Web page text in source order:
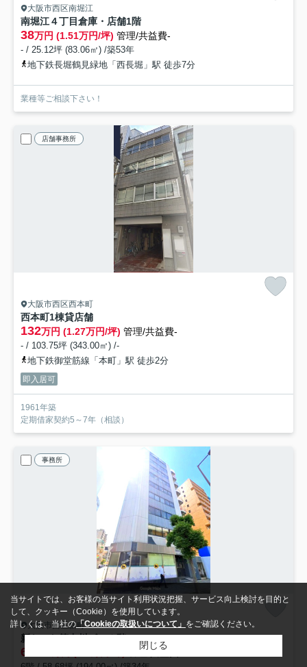
大阪市西区南堀江
南堀江４丁目倉庫・店舗1階
38万円 (1.51万円/坪) 管理/共益費-
- / 25.12坪 (83.06㎡) /築53年
地下鉄長堀鶴見緑地「西長堀」駅 徒歩7分
業種等ご相談下さい！
店舗事務所
大阪市西区西本町
西本町1棟貸店舗
132万円 (1.27万円/坪) 管理/共益費-
- / 103.75坪 (343.00㎡) /-
地下鉄御堂筋線「本町」駅 徒歩2分
即入居可
1961年築
定期借家契約5～7年（相談）
事務所
大阪市西区新町
新なにわ筋中川ビル６階
64.63 管理/共益費-
当サイトでは、お客様の当サイト利用状況把握、サービス向上検討を目的と
して、クッキー（Cookie）を使用しています。
詳しくは、当社の「Cookieの取扱いについて」 をご確認ください。
閉じる